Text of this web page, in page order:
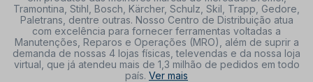
Tramontina, Stihl, Bosch, Kärcher, Schulz, Skil, Trapp, Gedore,
Paletrans, dentre outras. Nosso Centro de Distribuição atua
com excelência para fornecer ferramentas voltadas a
Manutenções, Reparos e Operações (MRO), além de suprir a
demanda de nossas 4 lojas físicas, televendas e da nossa loja
virtual, que já atendeu mais de 1,3 milhão de pedidos em todo
país. Ver mais